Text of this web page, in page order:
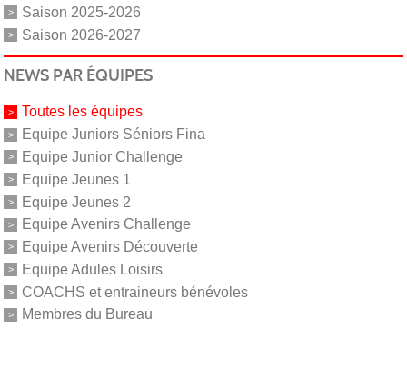
Saison 2025-2026
Saison 2026-2027
NEWS PAR ÉQUIPES
Toutes les équipes
Equipe Juniors Séniors Fina
Equipe Junior Challenge
Equipe Jeunes 1
Equipe Jeunes 2
Equipe Avenirs Challenge
Equipe Avenirs Découverte
Equipe Adules Loisirs
COACHS et entraineurs bénévoles
Membres du Bureau